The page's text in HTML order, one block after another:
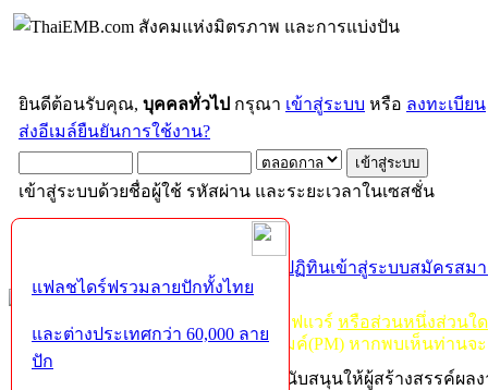
ยินดีต้อนรับคุณ, บุคคลทั่วไป กรุณา เข้าสู่ระบบ หรือ ลงทะเบียน
ส่งอีเมล์ยืนยันการใช้งาน?
เข้าสู่ระบบด้วยชื่อผู้ใช้ รหัสผ่าน และระยะเวลาในเซสชั่น
ปฏิทินเข้าสู่ระบบสมัครสม
กฏ-กติกา ห้ามจำหน่าย, จ่ายแจก ซอฟแวร์ หรือส่วนหนึ่งส่วนใ
ไม่ว่าจะเป็นทางหน้าบอร์ด หรือหลังไมค์(PM) หากพบเห็นท่านจ
หากท่านถูกในในผลงาน หรืออยากสนับสนุนให้ผู้สร้างสรรค์ผล
แฟลชไดร์ฟรวมลายปักทั้งไทย
และต่างประเทศกว่า 60,000 ลาย
ปัก